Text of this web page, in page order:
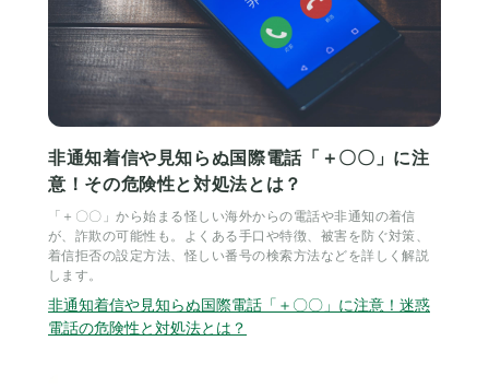
非通知着信や見知らぬ国際電話「＋〇〇」に注
意！その危険性と対処法とは？
「＋〇〇」から始まる怪しい海外からの電話や非通知の着信
が、詐欺の可能性も。よくある手口や特徴、被害を防ぐ対策、
着信拒否の設定方法、怪しい番号の検索方法などを詳しく解説
します。
非通知着信や見知らぬ国際電話「＋〇〇」に注意！迷惑
電話の危険性と対処法とは？